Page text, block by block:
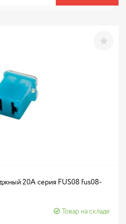
20A серия FUS08 fus08-
Товар на складе